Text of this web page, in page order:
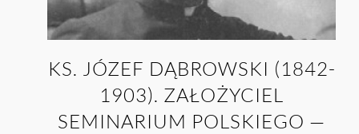
KS. JÓZEF DĄBROWSKI (1842-
1903). ZAŁOŻYCIEL
SEMINARIUM POLSKIEGO —